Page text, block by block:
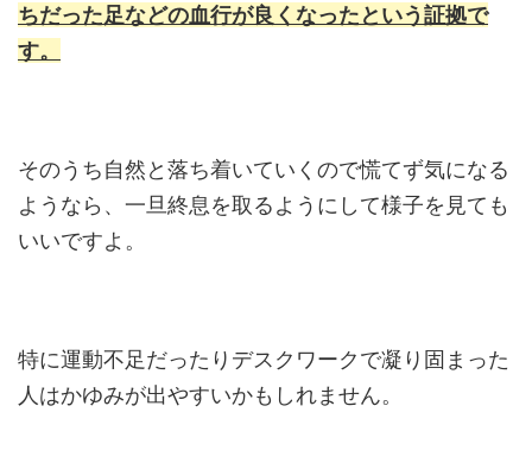
ちだった足などの血行が良くなったという証拠で
す。
そのうち自然と落ち着いていくので慌てず気になる
ようなら、一旦終息を取るようにして様子を見ても
いいですよ。
特に運動不足だったりデスクワークで凝り固まった
人はかゆみが出やすいかもしれません。